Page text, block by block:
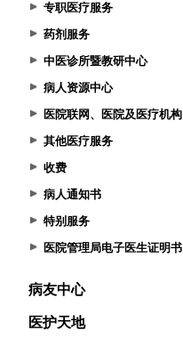
专职医疗服务
药剂服务
中医诊所暨教研中心
病人资源中心
医院联网、医院及医疗机构
其他医疗服务
收费
病人通知书
特别服务
医院管理局电子医生证明书
病友中心
医护天地